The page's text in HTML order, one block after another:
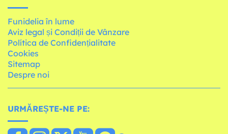
Funidelia în lume
Aviz legal și Condiții de Vânzare
Política de Confidențialitate
Cookies
Sitemap
Despre noi
URMĂREȘTE-NE PE: